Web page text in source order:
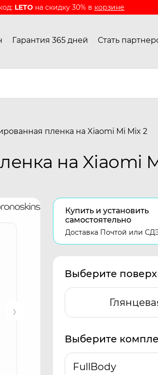
LETO на скидку 30% в корзине
Гарантия 365 дней Стать
пленка на Xiaomi Mi Mix 2
на Xiaomi
Купить и установить
самостоятельно
Доставка Почтой или
Выберите
Выберите
FullBody